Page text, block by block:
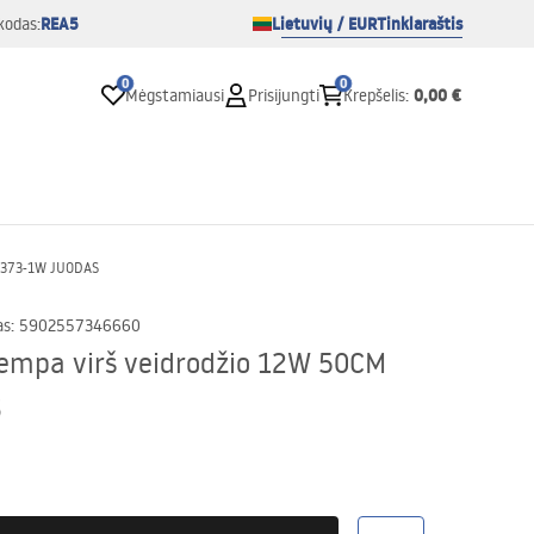
REA5 Lietuvių / EURTinklaraštis
0
Mėgstamiausi Prisijungti
0
Krepšelis: 0,00 €
1W JUODAS
: 5902557346660
virš veidrodžio 12W 50CM